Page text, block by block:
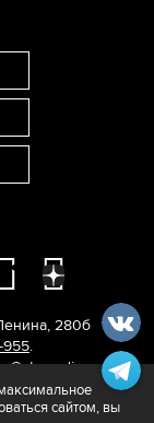
280б
955.
.
сайтом, вы